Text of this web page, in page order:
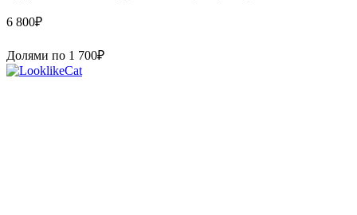
6 800₽
Долями по 1 700₽